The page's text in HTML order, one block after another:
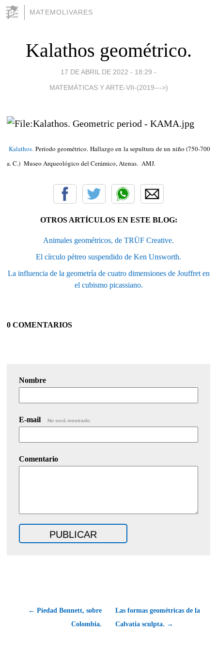
MATEMOLIVARES
Kalathos geométrico.
17 DE ABRIL DE 2022 - 18:29 -
MATEMÁTICAS Y ARTE-VII-(2019--->)
Kalathos. Período geométrico. Hallazgo en la sepultura de un niño (750-700
a. C.) Museo Arqueológico del Cerámico, Atenas. AMJ.
OTROS ARTÍCULOS EN ESTE BLOG:
Animales geométricos, de TRÜF Creative.
El círculo pétreo suspendido de Ken Unsworth.
La influencia de la geometría de cuatro dimensiones de Jouffret en
el cubismo picassiano.
0 COMENTARIOS
Nombre
E-mail No será mostrado.
Comentario
← Piedad Bonnett, sobre
Colombia.
Las formas geométricas de la
Calvatia sculpta. →